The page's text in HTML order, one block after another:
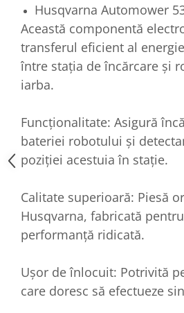
Husqvarna Automower
Această componentă
transferul eficient al
între stația de încărcare și
iarba.
Funcționalitate: Asigură
bateriei robotului și
poziției acestuia în stație.
Calitate superioară: Piesă
Husqvarna, fabricată
performanță ridicată.
Ușor de înlocuit: Potrivită
care doresc să efectueze